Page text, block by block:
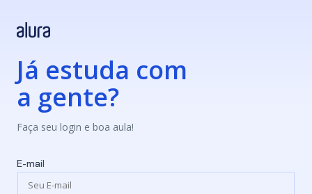
Já estuda com
a gente?
Faça seu login e boa aula!
E-mail